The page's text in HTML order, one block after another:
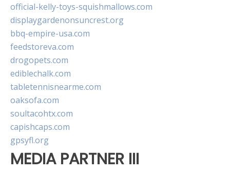
official-kelly-toys-squishmallows.com
displaygardenonsuncrest.org
bbq-empire-usa.com
feedstoreva.com
drogopets.com
ediblechalk.com
tabletennisnearme.com
oaksofa.com
soultacohtx.com
capishcaps.com
gpsyfl.org
MEDIA PARTNER III